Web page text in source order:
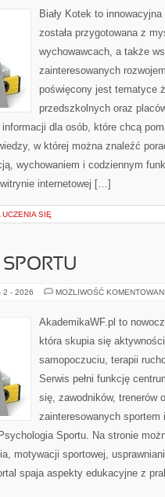
Biały Kotek to
została przygotowana z
wychowawcach, a także
zainteresowanych
poświęcony jest tematyce
przedszkolnych oraz
dla osób, które chcą
w której można znaleźć
wychowaniem i codziennym
internetowej […]
SIĘ
2 - 2026 MOŻLIWOŚĆ
AkademikaWF.pl to
która skupia się
samopoczuciu, terapii
Serwis pełni funkcję
się, zawodników, trenerów
zainteresowanych sportem
Sportu. Na stronie
motywacji sportowej,
spaja aspekty edukacyjne z